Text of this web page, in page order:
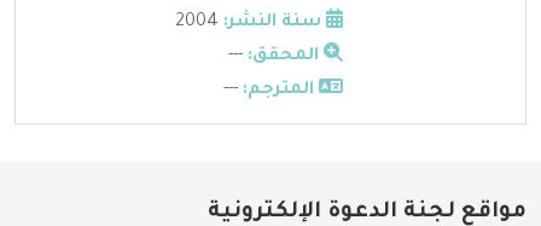
سنة النشر:
المحقق: ---
المترجم: ---
مواقع لجنة الدعوة الإلكترونية